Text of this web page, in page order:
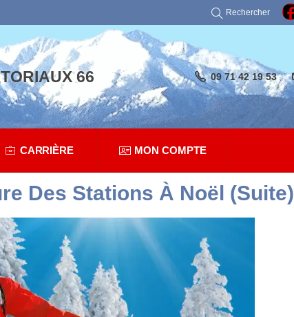
Rechercher
66 09 71 42 19 53
CARRIÈRE MON COMPTE
Des Stations À Noël (suite)